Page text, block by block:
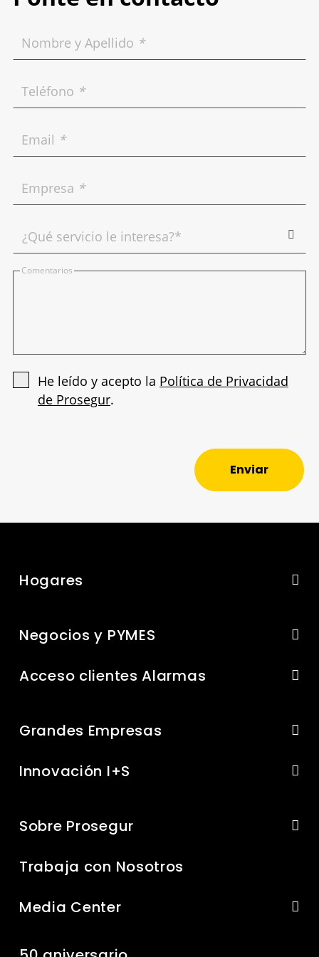
Nombre y Apellido *
Teléfono *
Email *
Empresa *
Comentarios
He leído y acepto la Política de Privacidad
de Prosegur.
Enviar
Hogares
Negocios y PYMES
Acceso clientes Alarmas
Grandes Empresas
Innovación I+S
Sobre Prosegur
Trabaja con Nosotros
Media Center